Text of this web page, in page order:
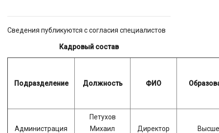
Сведения публикуются с согласия специалистов
Кадровый состав
Подразделение Должность ФИО
Администрация
Петухов
Михаил
Директор